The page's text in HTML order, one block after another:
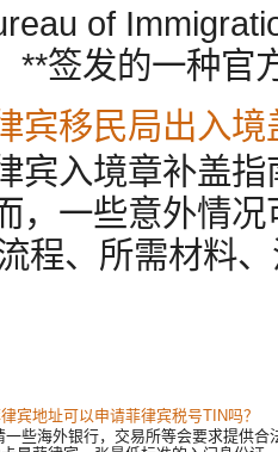
of
**签发的一种官
宾移民局出入
宾入境章补盖
，一些意外情
程、所需材料
宾地址可以申请菲律宾税号TIN吗？
一些海外银行，交易所等会要求提供合